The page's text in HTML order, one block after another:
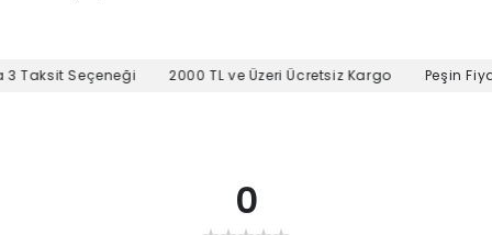
Taksit Seçeneği 2000 TL ve Üzeri Ücretsiz Kargo Peşin
0